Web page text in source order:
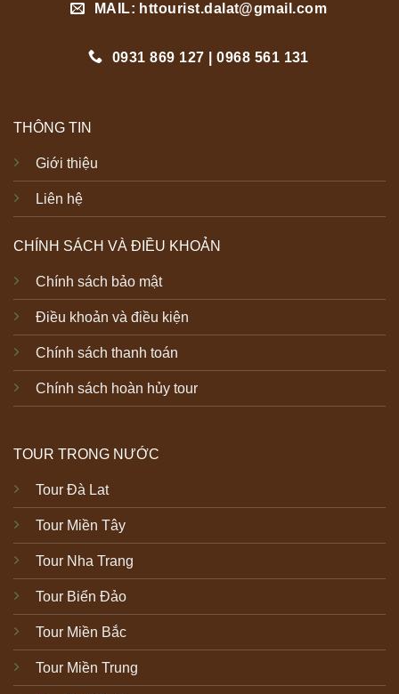
MAIL: httourist.dalat@gmail.com
0931 869 127 | 0968 561 131
THÔNG TIN
Giới thiệu
Liên hệ
CHÍNH SÁCH VÀ ĐIỀU KHOẢN
Chính sách bảo mật
Điều khoản và điều kiện
Chính sách thanh toán
Chính sách hoàn hủy tour
TOUR TRONG NƯỚC
Tour Đà Lat
Tour Miền Tây
Tour Nha Trang
Tour Biển Đảo
Tour Miền Bắc
Tour Miền Trung